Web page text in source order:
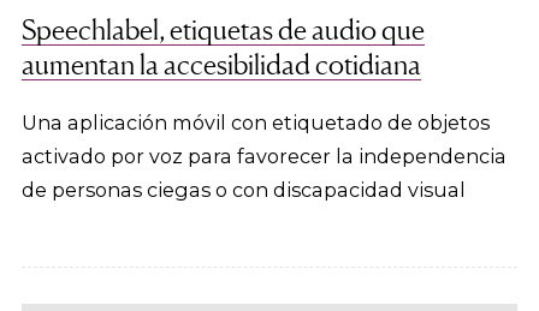
Speechlabel, etiquetas de audio que
aumentan la accesibilidad cotidiana
Una aplicación móvil con etiquetado de objetos
activado por voz para favorecer la independencia
de personas ciegas o con discapacidad visual